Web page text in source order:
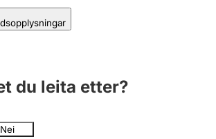
du leita etter?
Nei